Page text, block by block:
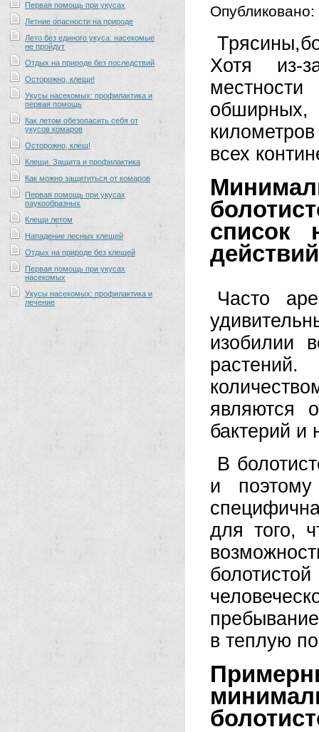
Первая помощь при укусах
Летние опасности на природе
Лето без единого укуса: насекомые
не пройдут
Отдых на природе без последствий
Осторожно, клещи!
Укусы насекомых: профилактика и
первая помощь
Как летом обезопасить себя от
укусов комаров
Осторожно, клещ!
Клещи. Защита и профилактика
Как можно защититься от комаров
Первая помощь при укусах
паукообразных
Клещи летом
Нападение лесных клещей
Отдых на природе без клещей
Первая помощь при укусах
насекомых
Укусы насекомых: профилактика и
лечение
Опубликовано:
Хотя из-
всех
список
Часто
изобилии
являются
бактерий и
В
и
для того,
в теплую